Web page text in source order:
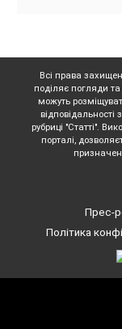
Всі права
поділяє погляди та
можуть
рубриці "Статті".
порталі,
Прес-
Політика